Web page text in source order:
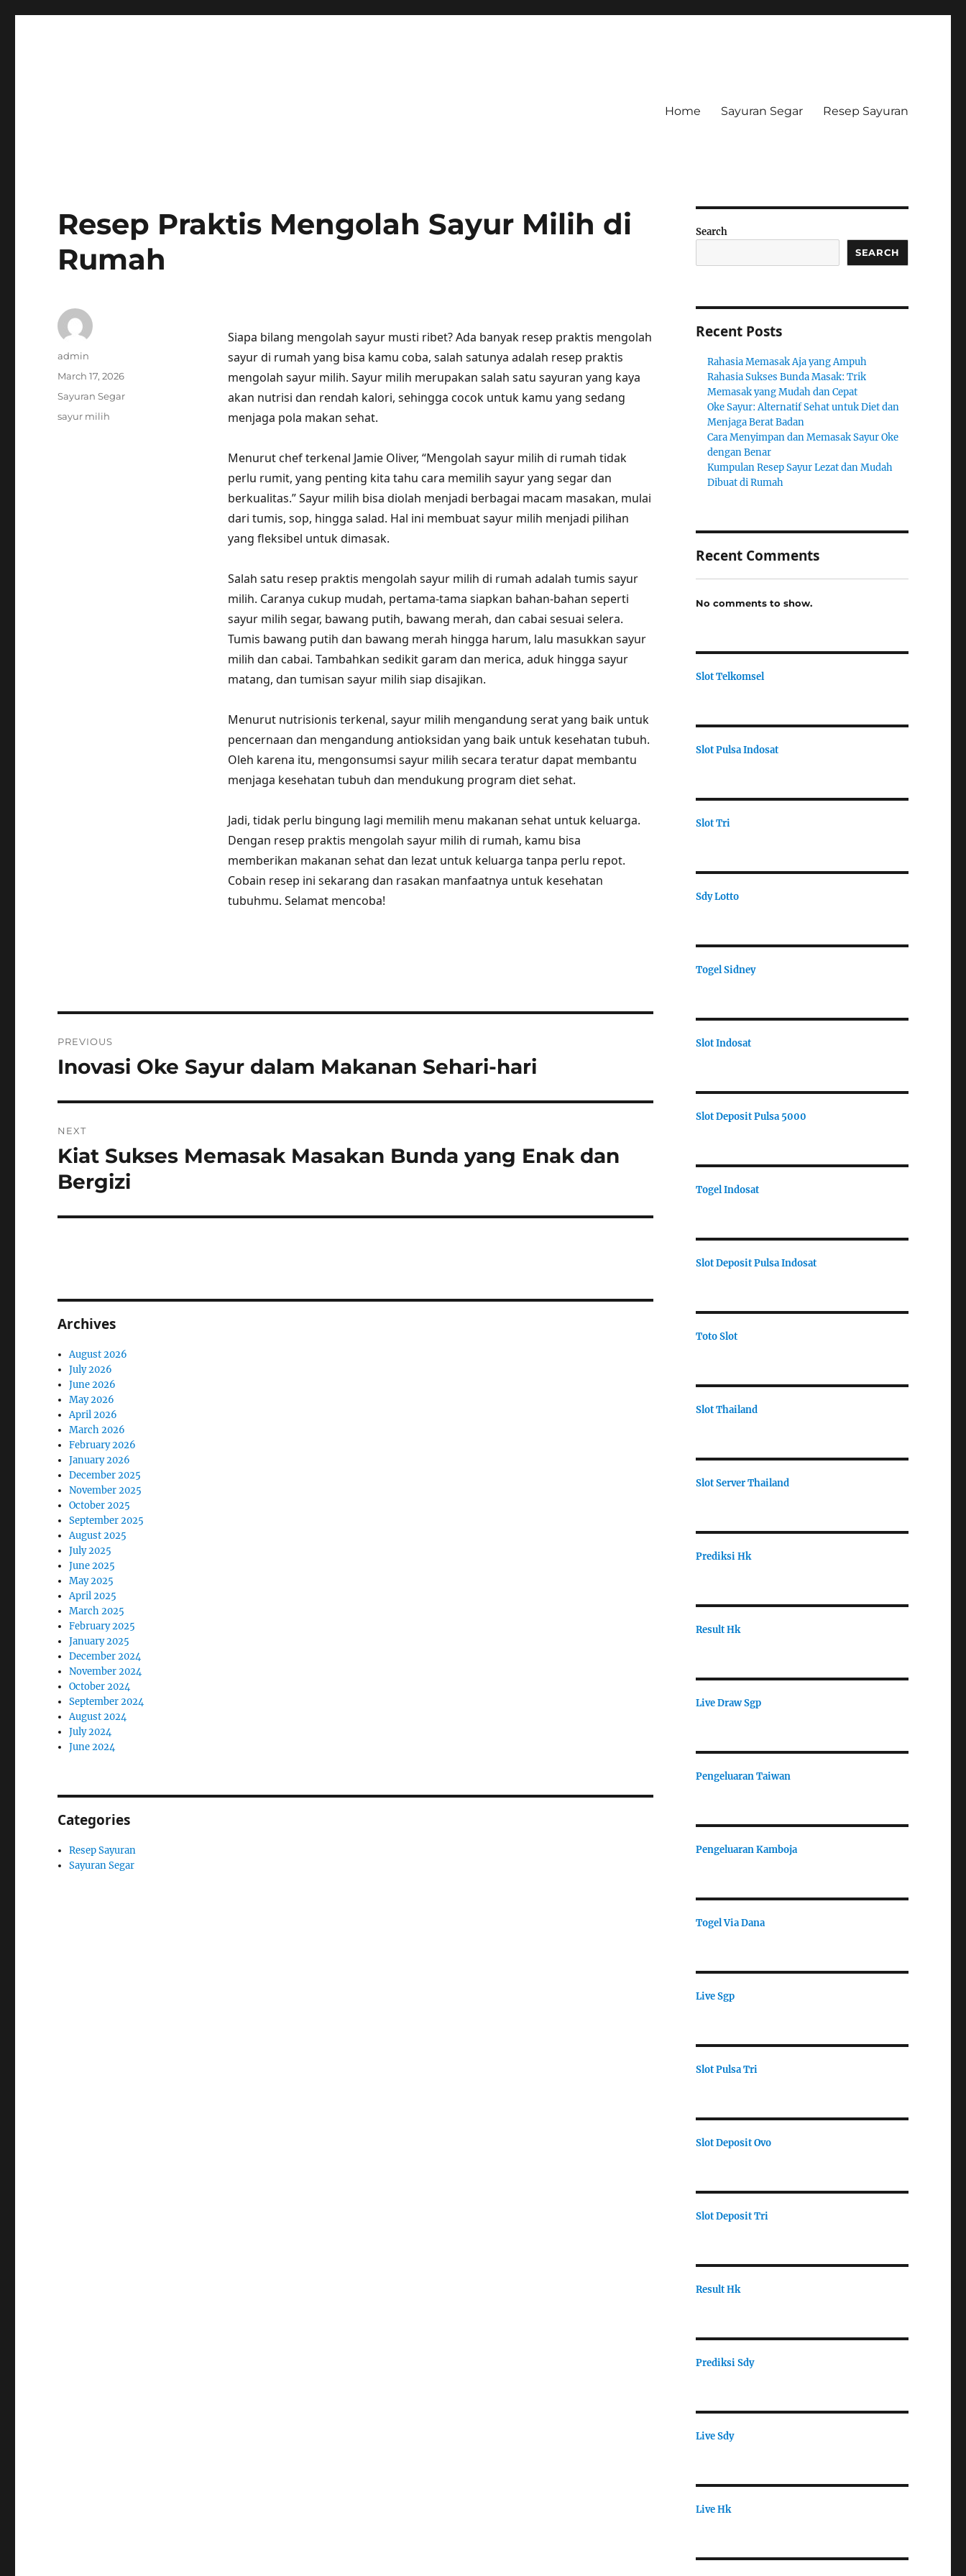
Home Sayuran Segar Resep Sayuran
Resep Praktis Mengolah Sayur Milih di
Rumah
Siapa bilang mengolah sayur musti ribet? Ada banyak resep praktis mengolah
sayur di rumah yang bisa kamu coba, salah satunya adalah resep praktis
mengolah sayur milih. Sayur milih merupakan salah satu sayuran yang kaya
akan nutrisi dan rendah kalori, sehingga cocok untuk kamu yang sedang
menjaga pola makan sehat.
Menurut chef terkenal Jamie Oliver, “Mengolah sayur milih di rumah tidak
perlu rumit, yang penting kita tahu cara memilih sayur yang segar dan
berkualitas.” Sayur milih bisa diolah menjadi berbagai macam masakan, mulai
dari tumis, sop, hingga salad. Hal ini membuat sayur milih menjadi pilihan
yang fleksibel untuk dimasak.
Salah satu resep praktis mengolah sayur milih di rumah adalah tumis sayur
milih. Caranya cukup mudah, pertama-tama siapkan bahan-bahan seperti
sayur milih segar, bawang putih, bawang merah, dan cabai sesuai selera.
Tumis bawang putih dan bawang merah hingga harum, lalu masukkan sayur
milih dan cabai. Tambahkan sedikit garam dan merica, aduk hingga sayur
matang, dan tumisan sayur milih siap disajikan.
Menurut nutrisionis terkenal, sayur milih mengandung serat yang baik untuk
pencernaan dan mengandung antioksidan yang baik untuk kesehatan tubuh.
Oleh karena itu, mengonsumsi sayur milih secara teratur dapat membantu
menjaga kesehatan tubuh dan mendukung program diet sehat.
Jadi, tidak perlu bingung lagi memilih menu makanan sehat untuk keluarga.
Dengan resep praktis mengolah sayur milih di rumah, kamu bisa
memberikan makanan sehat dan lezat untuk keluarga tanpa perlu repot.
Cobain resep ini sekarang dan rasakan manfaatnya untuk kesehatan
tubuhmu. Selamat mencoba!
Author
admin
Posted
March 17, 2026
Categories
Sayuran Segar
Tags
sayur milih
navigation
PREVIOUS
Previous
Inovasi Oke Sayur dalam Makanan Sehari-hari
NEXT
Next
post:
Kiat Sukses Memasak Masakan Bunda yang Enak dan
Bergizi
Archives
August 2026
July 2026
June 2026
May 2026
April 2026
March 2026
February 2026
January 2026
December 2025
November 2025
October 2025
September 2025
August 2025
July 2025
June 2025
May 2025
April 2025
March 2025
February 2025
January 2025
December 2024
November 2024
October 2024
September 2024
August 2024
July 2024
June 2024
Categories
Resep Sayuran
Sayuran Segar
Search
SEARCH
Recent Posts
Rahasia Memasak Aja yang Ampuh
Rahasia Sukses Bunda Masak: Trik
Memasak yang Mudah dan Cepat
Oke Sayur: Alternatif Sehat untuk Diet dan
Menjaga Berat Badan
Cara Menyimpan dan Memasak Sayur Oke
dengan Benar
Kumpulan Resep Sayur Lezat dan Mudah
Dibuat di Rumah
Recent Comments
No comments to show.
Slot Telkomsel
Slot Pulsa Indosat
Slot Tri
Sdy Lotto
Togel Sidney
Slot Indosat
Slot Deposit Pulsa 5000
Togel Indosat
Slot Deposit Pulsa Indosat
Toto Slot
Slot Thailand
Slot Server Thailand
Prediksi Hk
Result Hk
Live Draw Sgp
Pengeluaran Taiwan
Pengeluaran Kamboja
Togel Via Dana
Live Sgp
Slot Pulsa Tri
Slot Deposit Ovo
Slot Deposit Tri
Result Hk
Prediksi Sdy
Live Sdy
Live Hk